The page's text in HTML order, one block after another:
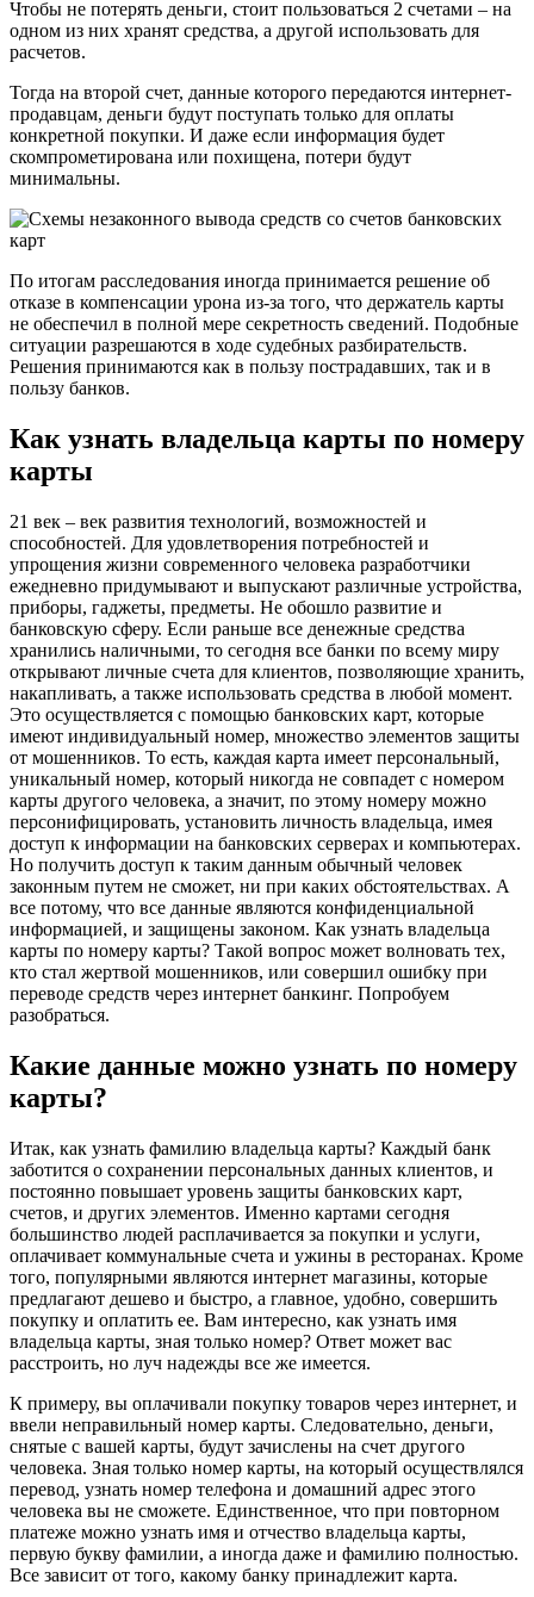
Чтобы не потерять деньги, стоит пользоваться 2 счетами – на
одном из них хранят средства, а другой использовать для
расчетов.
Тогда на второй счет, данные которого передаются интернет-
продавцам, деньги будут поступать только для оплаты
конкретной покупки. И даже если информация будет
скомпрометирована или похищена, потери будут
минимальны.
По итогам расследования иногда принимается решение об
отказе в компенсации урона из-за того, что держатель карты
не обеспечил в полной мере секретность сведений. Подобные
ситуации разрешаются в ходе судебных разбирательств.
Решения принимаются как в пользу пострадавших, так и в
пользу банков.
Как узнать владельца карты по номеру
карты
21 век – век развития технологий, возможностей и
способностей. Для удовлетворения потребностей и
упрощения жизни современного человека разработчики
ежедневно придумывают и выпускают различные устройства,
приборы, гаджеты, предметы. Не обошло развитие и
банковскую сферу. Если раньше все денежные средства
хранились наличными, то сегодня все банки по всему миру
открывают личные счета для клиентов, позволяющие хранить,
накапливать, а также использовать средства в любой момент.
Это осуществляется с помощью банковских карт, которые
имеют индивидуальный номер, множество элементов защиты
от мошенников. То есть, каждая карта имеет персональный,
уникальный номер, который никогда не совпадет с номером
карты другого человека, а значит, по этому номеру можно
персонифицировать, установить личность владельца, имея
доступ к информации на банковских серверах и компьютерах.
Но получить доступ к таким данным обычный человек
законным путем не сможет, ни при каких обстоятельствах. А
все потому, что все данные являются конфиденциальной
информацией, и защищены законом. Как узнать владельца
карты по номеру карты? Такой вопрос может волновать тех,
кто стал жертвой мошенников, или совершил ошибку при
переводе средств через интернет банкинг. Попробуем
разобраться.
Какие данные можно узнать по номеру
карты?
Итак, как узнать фамилию владельца карты? Каждый банк
заботится о сохранении персональных данных клиентов, и
постоянно повышает уровень защиты банковских карт,
счетов, и других элементов. Именно картами сегодня
большинство людей расплачивается за покупки и услуги,
оплачивает коммунальные счета и ужины в ресторанах. Кроме
того, популярными являются интернет магазины, которые
предлагают дешево и быстро, а главное, удобно, совершить
покупку и оплатить ее. Вам интересно, как узнать имя
владельца карты, зная только номер? Ответ может вас
расстроить, но луч надежды все же имеется.
К примеру, вы оплачивали покупку товаров через интернет, и
ввели неправильный номер карты. Следовательно, деньги,
снятые с вашей карты, будут зачислены на счет другого
человека. Зная только номер карты, на который осуществлялся
перевод, узнать номер телефона и домашний адрес этого
человека вы не сможете. Единственное, что при повторном
платеже можно узнать имя и отчество владельца карты,
первую букву фамилии, а иногда даже и фамилию полностью.
Все зависит от того, какому банку принадлежит карта.